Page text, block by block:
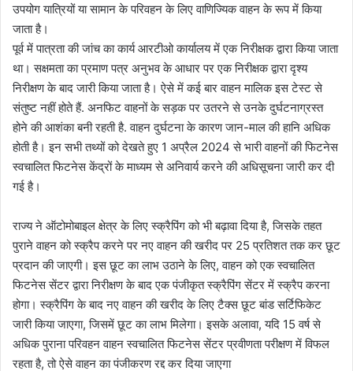
उपयोग यात्रियों या सामान के परिवहन के लिए वाणिज्यिक वाहन के रूप में किया
जाता है।
पूर्व में पात्रता की जांच का कार्य आरटीओ कार्यालय में एक निरीक्षक द्वारा किया जाता
था। सक्षमता का प्रमाण पत्र अनुभव के आधार पर एक निरीक्षक द्वारा दृश्य
निरीक्षण के बाद जारी किया जाता है। ऐसे में कई बार वाहन मालिक इस टेस्ट से
संतुष्ट नहीं होते हैं. अनफिट वाहनों के सड़क पर उतरने से उनके दुर्घटनाग्रस्त
होने की आशंका बनी रहती है. वाहन दुर्घटना के कारण जान-माल की हानि अधिक
होती है। इन सभी तथ्यों को देखते हुए 1 अप्रैल 2024 से भारी वाहनों की फिटनेस
स्वचालित फिटनेस केंद्रों के माध्यम से अनिवार्य करने की अधिसूचना जारी कर दी
गई है।
राज्य ने ऑटोमोबाइल क्षेत्र के लिए स्क्रैपिंग को भी बढ़ावा दिया है, जिसके तहत
पुराने वाहन को स्क्रैप करने पर नए वाहन की खरीद पर 25 प्रतिशत तक कर छूट
प्रदान की जाएगी। इस छूट का लाभ उठाने के लिए, वाहन को एक स्वचालित
फिटनेस सेंटर द्वारा निरीक्षण के बाद एक पंजीकृत स्क्रैपिंग सेंटर में स्क्रैप करना
होगा। स्क्रैपिंग के बाद नए वाहन की खरीद के लिए टैक्स छूट बांड सर्टिफिकेट
जारी किया जाएगा, जिसमें छूट का लाभ मिलेगा। इसके अलावा, यदि 15 वर्ष से
अधिक पुराना परिवहन वाहन स्वचालित फिटनेस सेंटर प्रवीणता परीक्षण में विफल
रहता है, तो ऐसे वाहन का पंजीकरण रद्द कर दिया जाएगा